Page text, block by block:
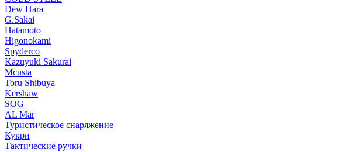
Dew Hara
G.Sakai
Hatamoto
Higonokami
Spyderco
Kazuyuki Sakurai
Mcusta
Toru Shibuya
Kershaw
SOG
AL Mar
Туристическое снаряжение
Кукри
Тактические ручки